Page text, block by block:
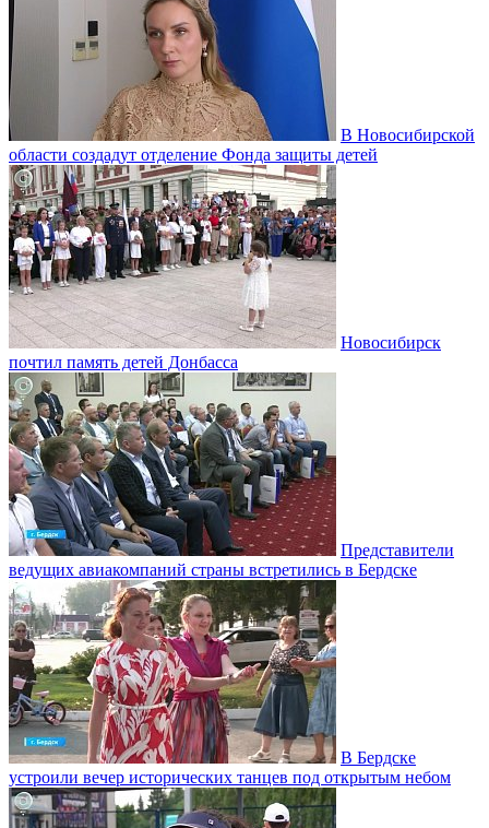
В Новосибирской
области создадут отделение Фонда защиты детей
Новосибирск
почтил память детей Донбасса
Представители
ведущих авиакомпаний страны встретились в Бердске
В Бердске
устроили вечер исторических танцев под открытым небом